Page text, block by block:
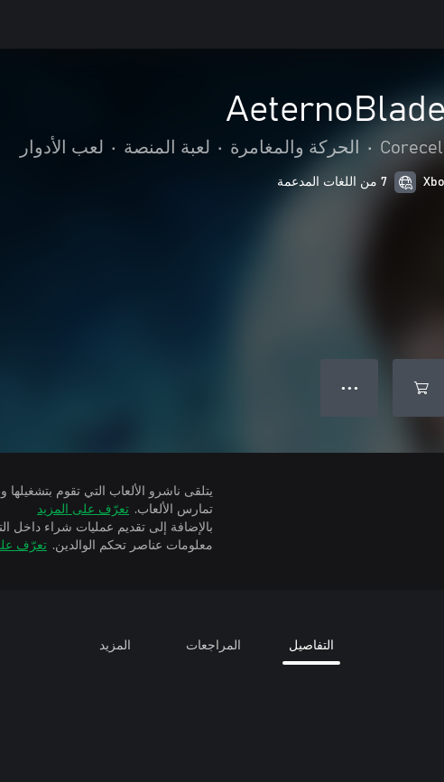
• الحركة والمغامرة • لعبة المنصة • لعب الأدوار
7 من اللغات المدعمة
● ● ●
تمارس الألعاب. تعرّف على المزيد
بالإضافة إلى تقديم عمليات شراء داخل
معلومات عناصر تحكم الوالدين. تعرّف
التفاصيل المراجعات المزيد